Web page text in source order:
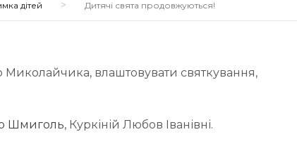
дітей > Дитячі свята продовжуються!
влаштовувати святкування,
Шмиголь, Куркіній Любов Іванівні.